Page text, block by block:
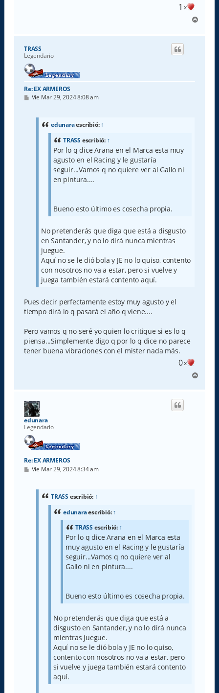
1 x
r
TRASS
Legendario
Re: EX ARMEROS
M
Vie Mar 29, 2024 8:08 am
edunaraescribió:↑
TRASS escribió: ↑
Por lo q dice Arana en el Marca esta muy
agusto en el Racing y le gustaría
seguir...Vamos q no quiere ver al Gallo ni
en pintura....
Bueno esto último es cosecha propia.
No pretenderás que diga que está a disgusto
en Santander, y no lo dirá nunca mientras
juegue.
Aquí no se le dió bola y JE no lo quiso, contento
con nosotros no va a estar, pero si vuelve y
juega también estará contento aquí.
Pues decir perfectamente estoy muy agusto y el
tiempo dirá lo q pasará el año q viene....
Pero vamos q no seré yo quien lo critique si es lo q
piensa...Simplemente digo q por lo q dice no parece
tener buena vibraciones con el mister nada más.
0x
r
edunara
Legendario
Re: EX ARMEROS
M
Vie Mar 29, 2024 8:34 am
TRASS escribió: ↑
edunaraescribió:↑
TRASS escribió: ↑
Por lo q dice Arana en el Marca esta
muy agusto en el Racing y le gustaría
seguir...Vamos q no quiere ver al
Gallo ni en pintura....
Bueno esto último es cosecha propia.
No pretenderás que diga que está a
disgusto en Santander, y no lo dirá nunca
mientras juegue.
Aquí no se le dió bola y JE no lo quiso,
contento con nosotros no va a estar, pero
si vuelve y juega también estará contento
aquí.